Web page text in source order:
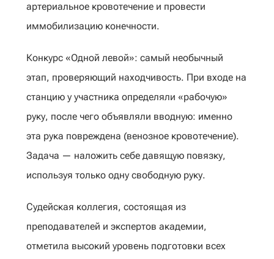
артериальное кровотечение и провести
иммобилизацию конечности.
Конкурс «Одной левой»: самый необычный
этап, проверяющий находчивость. При входе на
станцию у участника определяли «рабочую»
руку, после чего объявляли вводную: именно
эта рука повреждена (венозное кровотечение).
Задача — наложить себе давящую повязку,
используя только одну свободную руку.
Судейская коллегия, состоящая из
преподавателей и экспертов академии,
отметила высокий уровень подготовки всех